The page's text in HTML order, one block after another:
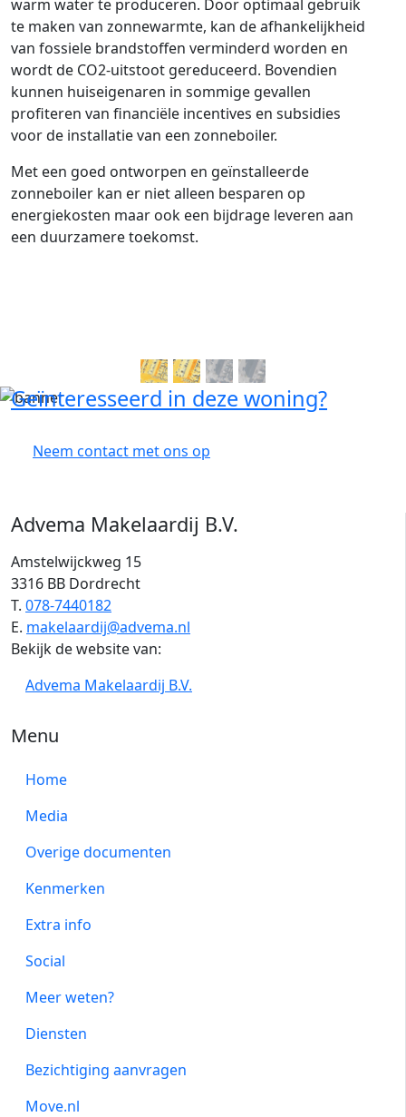
warm water te produceren. Door optimaal gebruik
te maken van zonnewarmte, kan de afhankelijkheid
van fossiele brandstoffen verminderd worden en
wordt de CO2-uitstoot gereduceerd. Bovendien
kunnen huiseigenaren in sommige gevallen
profiteren van financiële incentives en subsidies
voor de installatie van een zonneboiler.
Met een goed ontworpen en geïnstalleerde
zonneboiler kan er niet alleen besparen op
energiekosten maar ook een bijdrage leveren aan
een duurzamere toekomst.
Geïnteresseerd in deze woning?
Neem contact met ons op
Advema Makelaardij B.V.
Amstelwijckweg 15
3316 BB Dordrecht
T. 078-7440182
E. makelaardij@advema.nl
Bekijk de website van:
Advema Makelaardij B.V.
Menu
Home
Media
Overige documenten
Kenmerken
Extra info
Social
Meer weten?
Diensten
Bezichtiging aanvragen
Move.nl